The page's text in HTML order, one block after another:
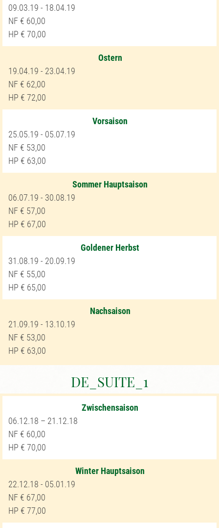
09.03.19 - 18.04.19
60,00
70,00
Ostern
19.04.19 - 23.04.19
62,00
72,00
Vorsaison
25.05.19 - 05.07.19
53,00
63,00
Sommer Hauptsaison
06.07.19 - 30.08.19
57,00
67,00
Goldener Herbst
31.08.19 - 20.09.19
55,00
65,00
Nachsaison
21.09.19 - 13.10.19
53,00
63,00
DE_SUITE_1
Zwischensaison
06.12.18 – 21.12.18
60,00
70,00
Winter Hauptsaison
22.12.18 - 05.01.19
67,00
77,00